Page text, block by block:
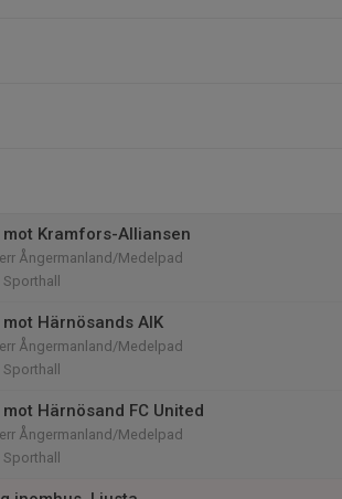
Kramfors-Alliansen
Ångermanland/Medelpad
Härnösands AIK
Ångermanland/Medelpad
Härnösand FC United
Ångermanland/Medelpad